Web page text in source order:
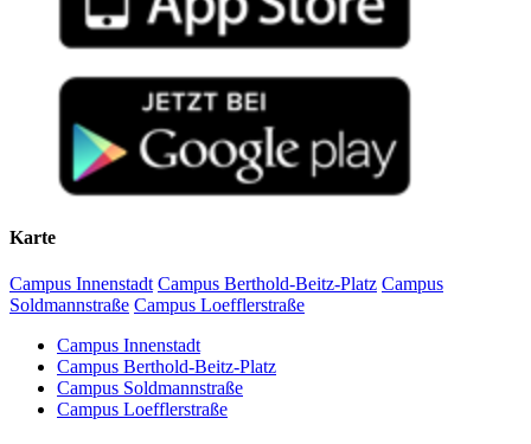
Karte
Campus Innenstadt Campus Berthold-Beitz-Platz Campus
Soldmannstraße Campus Loefflerstraße
Campus Innenstadt
Campus Berthold-Beitz-Platz
Campus Soldmannstraße
Campus Loefflerstraße